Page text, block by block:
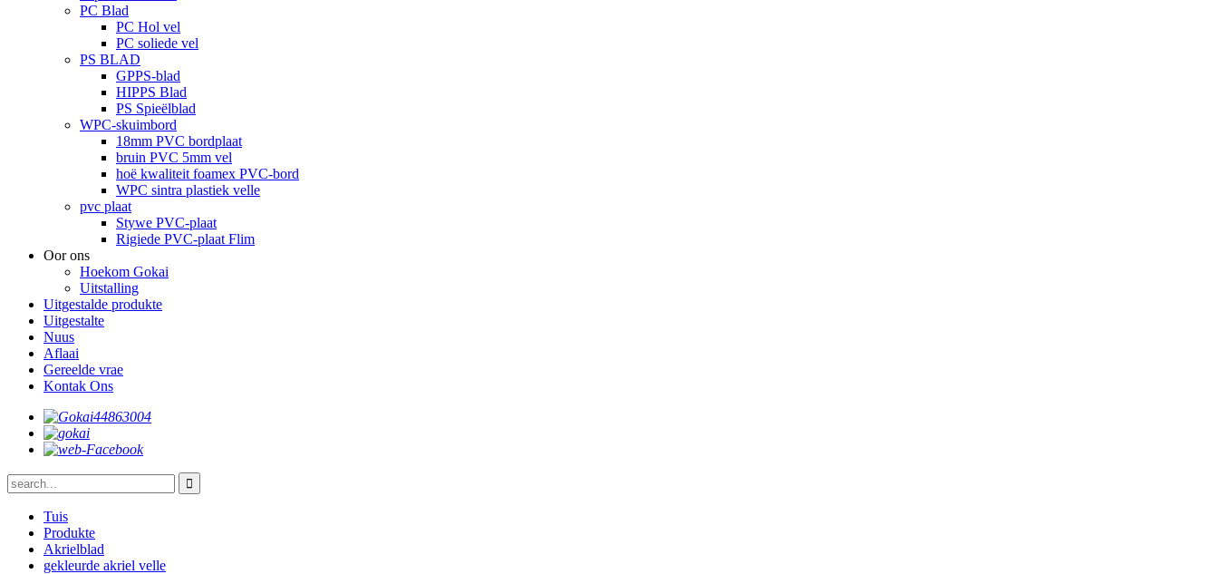
PC Blad
PC Hol vel
PC soliede vel
PS BLAD
GPPS-blad
HIPPS Blad
PS Spieëlblad
WPC-skuimbord
18mm PVC bordplaat
bruin PVC 5mm vel
hoë kwaliteit foamex PVC-bord
WPC sintra plastiek velle
pvc plaat
Stywe PVC-plaat
Rigiede PVC-plaat Flim
Oor ons
Hoekom Gokai
Uitstalling
Uitgestalde produkte
Uitgestalte
Nuus
Aflaai
Gereelde vrae
Kontak Ons
Tuis
Produkte
Akrielblad
gekleurde akriel velle